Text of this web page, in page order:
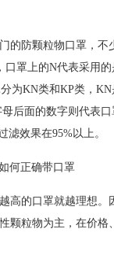
防颗粒物口罩，不
罩上的N代表采用
为KN类和KP类，
后面的数字则代表口
滤效果在95%以上。
的口罩就越理想。
颗粒物为主，在价格